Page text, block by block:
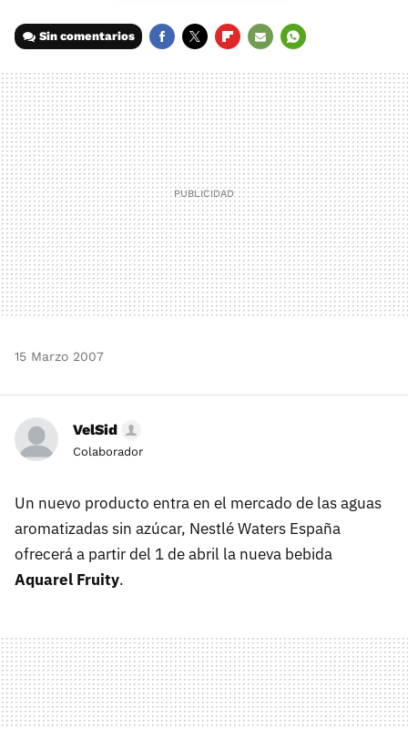
Sin comentarios
MAIL
15 Marzo 2007
VelSid
Colaborador
Un nuevo producto entra en el mercado de las aguas
aromatizadas sin azúcar, Nestlé Waters España
ofrecerá a partir del 1 de abril la nueva bebida
Aquarel Fruity.